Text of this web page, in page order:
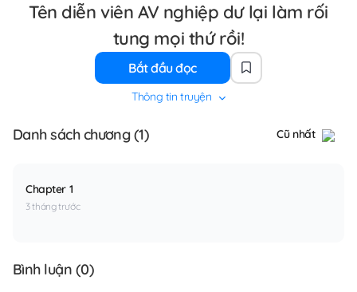
Tên diễn viên AV nghiệp dư lại làm rối
tung mọi thứ rồi!
Bắt đầu đọc
Thông tin truyện
Danh sách chương (1) Cũ nhất
Chapter 1
3 tháng trước
Bình luận (0)